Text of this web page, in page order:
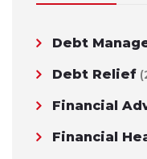
Debt
Debt Relief
Financial
Financial